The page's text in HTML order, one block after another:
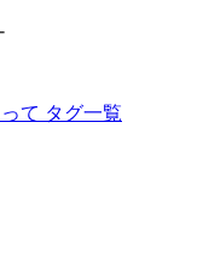
て タグ一覧